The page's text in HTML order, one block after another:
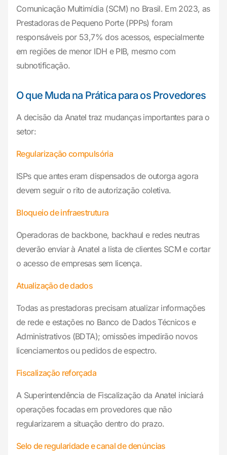
Comunicação Multimídia (SCM) no Brasil. Em 2023, as
Prestadoras de Pequeno Porte (PPPs) foram
responsáveis por 53,7% dos acessos, especialmente
em regiões de menor IDH e PIB, mesmo com
subnotificação.
O que Muda na Prática para os Provedores
A decisão da Anatel traz mudanças importantes para o
setor:
Regularização compulsória
ISPs que antes eram dispensados de outorga agora
devem seguir o rito de autorização coletiva.
Bloqueio de infraestrutura
Operadoras de backbone, backhaul e redes neutras
deverão enviar à Anatel a lista de clientes SCM e cortar
o acesso de empresas sem licença.
Atualização de dados
Todas as prestadoras precisam atualizar informações
de rede e estações no Banco de Dados Técnicos e
Administrativos (BDTA); omissões impedirão novos
licenciamentos ou pedidos de espectro.
Fiscalização reforçada
A Superintendência de Fiscalização da Anatel iniciará
operações focadas em provedores que não
regularizarem a situação dentro do prazo.
Selo de regularidade e canal de denúncias